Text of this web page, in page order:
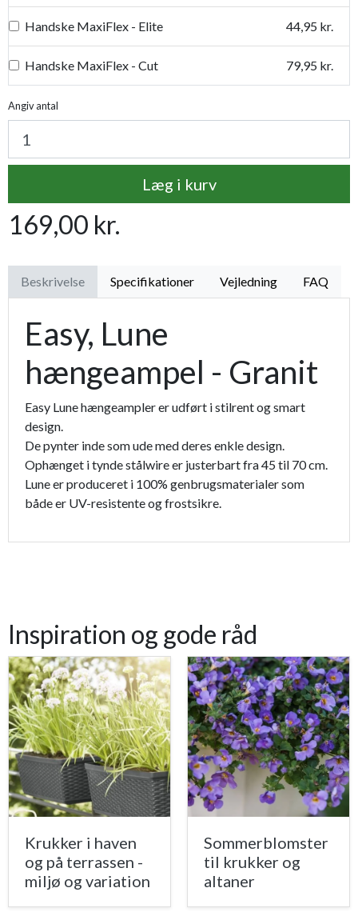
Handske MaxiFlex - Elite 44,95 kr.
Handske MaxiFlex - Cut 79,95 kr.
Handske MaxiDry
Plantetorvets grønne vandingspose 75 liter
Premium læder handske Flutter
Angiv antal
Læg i kurv
169,00 kr.
Beskrivelse Specifikationer Vejledning FAQ
Easy, Lune
hængeampel - Granit
Easy Lune hængeampler er udført i stilrent og smart
design.
De pynter inde som ude med deres enkle design.
Ophænget i tynde stålwire er justerbart fra 45 til 70 cm.
Lune er produceret i 100% genbrugsmaterialer som
både er UV-resistente og frostsikre.
Inspiration og gode råd
Krukker i haven
og på terrassen -
miljø og variation
Sommerblomster
til krukker og
altaner